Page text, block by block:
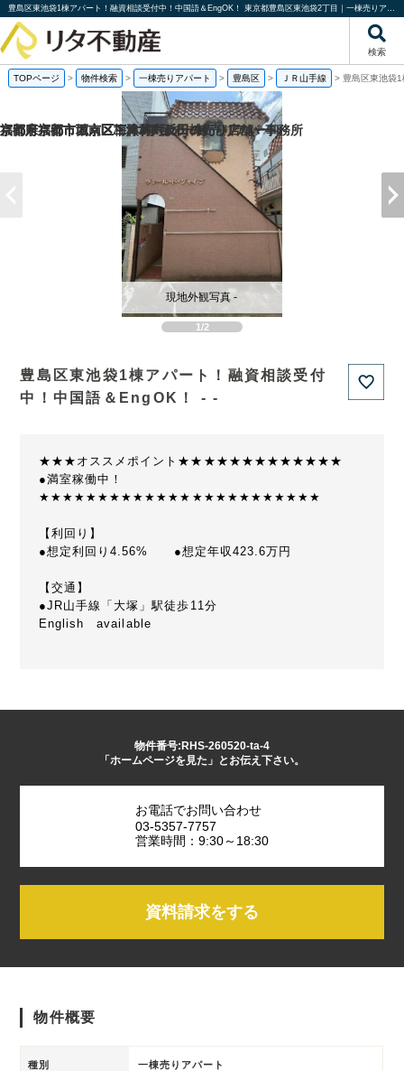
豊島区東池袋1棟アパート！融資相談受付中！中国語＆EngOK！ 東京都豊島区東池袋2丁目｜一棟売りアパート｜投資物件や収益物件｜株式会社リタ不動産
検索
TOPページ > 物件検索 > 一棟売りアパート > 豊島区 > ＪＲ山手線 > 豊島区東池袋
1/2
現地外観写真 -
豊島区東池袋1棟アパート！融資相談受付
中！中国語＆EngOK！ - -
★★★オススメポイント★★★★★★★★★★★★★
●満室稼働中！
★★★★★★★★★★★★★★★★★★★★★★★★
【利回り】
●想定利回り4.56% ●想定年収423.6万円
【交通】
●JR山手線「大塚」駅徒歩11分
English available
物件番号:RHS-260520-ta-4
「ホームページを見た」とお伝え下さい。
お電話でお問い合わせ
03-5357-7757
営業時間：9:30～18:30
資料請求をする
物件概要
種別 一棟売りアパート
福岡県福岡市城南区梅林2丁目の一棟売りアパート
京都府京都市西京区下津林六反田の売り店舗・事務所
京都府京都市西京区下津林六反田の
京都府京都市下京区二人司町の一棟売りアパート